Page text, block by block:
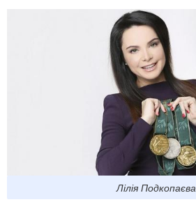
Лілія Подкопаєва